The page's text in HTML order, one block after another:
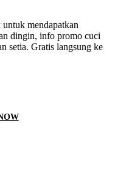
mendapatkan
dingin, info promo cuci
setia. Gratis langsung ke